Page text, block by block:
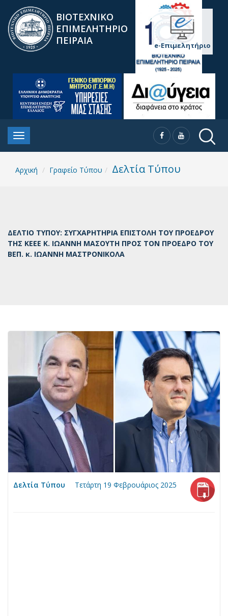
ΒΙΟΤΕΧΝΙΚΟ
ΕΠΙΜΕΛΗΤΗΡΙΟ
ΠΕΙΡΑΙΑ
e-Επιμελητήριο
Αρχική Γραφείο Τύπου Δελτία Τύπου
ΔΕΛΤΙΟ ΤΥΠΟΥ: ΣΥΓΧΑΡΗΤΗΡΙΑ ΕΠΙΣΤΟΛΗ ΤΟΥ ΠΡΟΕΔΡΟΥ
ΤΗΣ ΚΕΕΕ Κ. ΙΩΑΝΝΗ ΜΑΣΟΥΤΗ ΠΡΟΣ ΤΟΝ ΠΡΟΕΔΡΟ ΤΟΥ
ΒΕΠ. κ. ΙΩΑΝΝΗ ΜΑΣΤΡΟΝΙΚΟΛΑ
Δελτία Τύπου Τετάρτη 19 Φεβρουάριος 2025